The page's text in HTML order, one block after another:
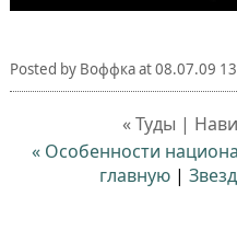
Posted by Воффкаat08.07.09
« Туды |
« Особенности
главную |